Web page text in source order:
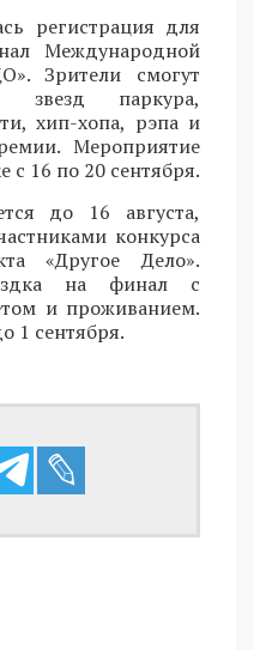
регистрация для
Международной
Зрители смогут
звезд паркура,
хип-хопа, рэпа и
Мероприятие
с 16 по 20 сентября.
до 16 августа,
конкурса
«Другое Дело».
на финал с
и проживанием.
1 сентября.